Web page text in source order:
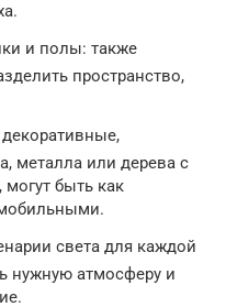
и полы: также
пространство,
металла или дерева с
быть как
света для каждой
нужную атмосферу и